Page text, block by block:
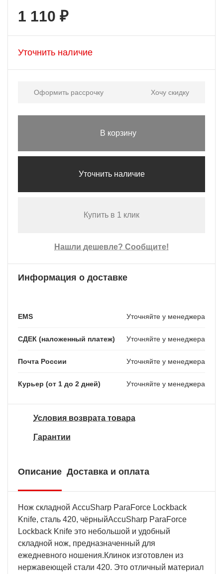
1 110 ₽
Уточнить наличие
Оформить рассрочку Хочу скидку
В корзину
Уточнить наличие
Купить в 1 клик
Нашли дешевле? Сообщите!
Информация о доставке
EMS Уточняйте у менеджера
СДЕК (наложенный платеж) Уточняйте у менеджера
Почта России Уточняйте у менеджера
Курьер (от 1 до 2 дней) Уточняйте у менеджера
Условия возврата товара
Гарантии
Описание Доставка и оплата
Нож складной AccuSharp ParaForce Lockback
Knife, сталь 420, чёрныйAccuSharp ParaForce
Lockback Knife это небольшой и удобный
складной нож, предназначенный для
ежедневного ношения.Клинок изготовлен из
нержавеющей стали 420. Это отличный материал